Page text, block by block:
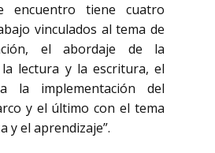
encuentro tiene cuatro
vinculados al tema de
el abordaje de la
lectura y la escritura, el
la implementación del
y el último con el tema
y el aprendizaje”.